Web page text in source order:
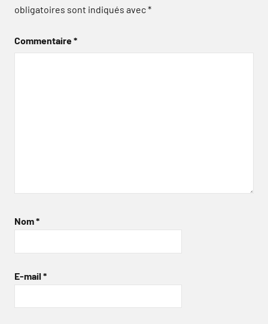
obligatoires sont indiqués avec*
Commentaire*
Nom*
E-mail *